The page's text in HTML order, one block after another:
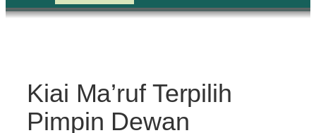
Kiai Ma’ruf Terpilih
Pimpin Dewan